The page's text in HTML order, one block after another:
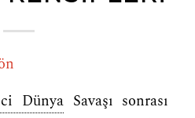
DünyaSavaşı sonrası